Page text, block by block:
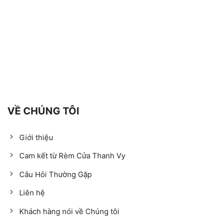
VỀ CHÚNG TÔI
Giới thiệu
Cam kết từ Rèm Cửa Thanh Vy
Câu Hỏi Thường Gặp
Liên hệ
Khách hàng nói về Chúng tôi